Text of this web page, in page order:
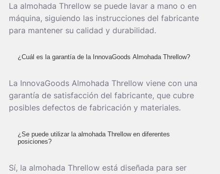
La almohada Threllow se puede lavar a mano o en
máquina, siguiendo las instrucciones del fabricante
para mantener su calidad y durabilidad.
¿Cuál es la garantía de la InnovaGoods Almohada Threllow?
La InnovaGoods Almohada Threllow viene con una
garantía de satisfacción del fabricante, que cubre
posibles defectos de fabricación y materiales.
¿Se puede utilizar la almohada Threllow en diferentes
posiciones?
Sí, la almohada Threllow está diseñada para ser